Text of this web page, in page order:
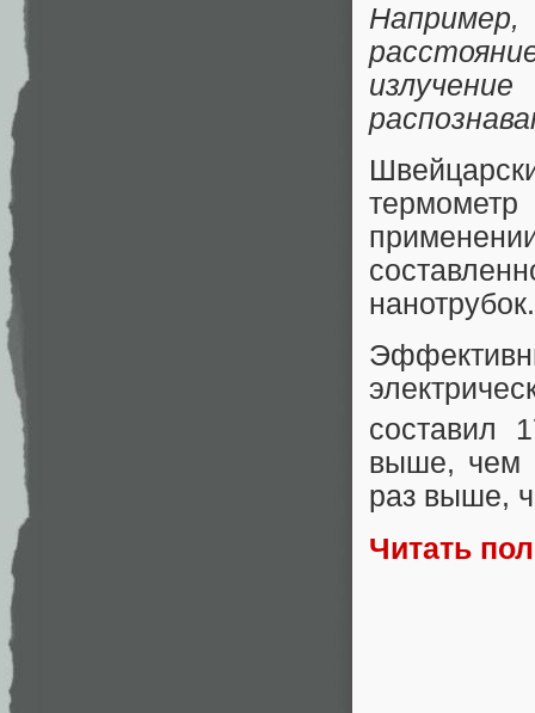
нанотрубок.
составил
выше, чем
раз выше,
Читать